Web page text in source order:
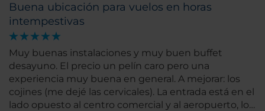
Buena ubicación para vuelos en horas
intempestivas
Muy buenas instalaciones y muy buen buffet
desayuno. El precio un pelín caro pero una
experiencia muy buena en general. A mejorar: los
cojines (me dejé las cervicales). La entrada está en el
lado opuesto al centro comercial y al aeropuerto, lo